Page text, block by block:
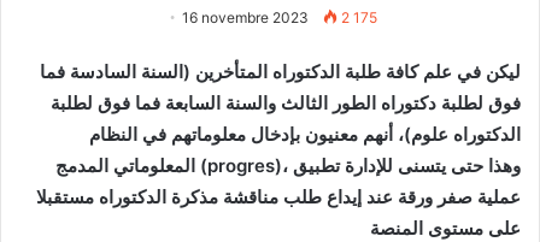
16 novembre 2023 2 175
ليكن في علم كافة طلبة الدكتوراه المتأخرين (السنة السادسة فما
فوق لطلبة دكتوراه الطور الثالث والسنة السابعة فما فوق لطلبة
الدكتوراه علوم)، أنهم معنيون بإدخال معلوماتهم في النظام
المعلوماتي المدمج (progres)، وهذا حتى يتسنى للإدارة تطبيق
عملية صفر ورقة عند إيداع طلب مناقشة مذكرة الدكتوراه مستقبلا
على مستوى المنصة